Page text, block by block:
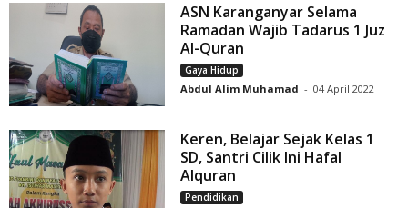
ASN Karanganyar Selama
Ramadan Wajib Tadarus 1 Juz
Al-Quran
Gaya Hidup
Abdul Alim Muhamad - 04 April 2022
Keren, Belajar Sejak Kelas 1
SD, Santri Cilik Ini Hafal
Alquran
Pendidikan